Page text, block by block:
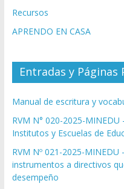
Recursos
APRENDO EN CASA
Entradas y Páginas
Manual de escritura y
RVM N° 020-2025-
Institutos y Escuelas de
RVM Nº 021-2025-
instrumentos a directivos
desempeño